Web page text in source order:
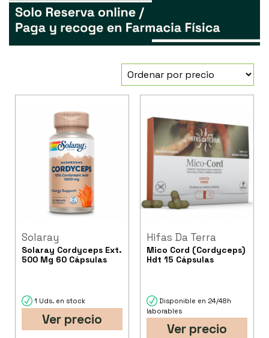
Solaray
Solaray Cordyceps Ext.
500 Mg 60 Cápsulas
1 Uds. en stock
Ver precio
Hifas Da Terra
Mico Cord (Cordyceps)
Hdt 15 Cápsulas
Disponible en 24/48h
laborables
Ver precio